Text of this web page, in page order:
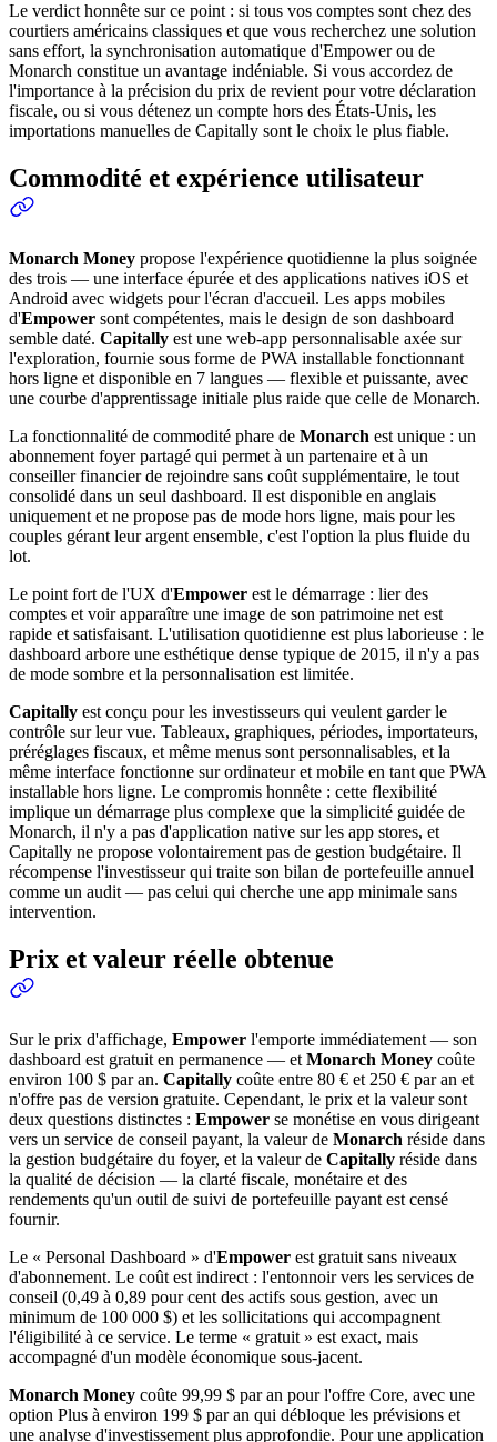
Le verdict honnête sur ce point : si tous vos comptes sont chez des
courtiers américains classiques et que vous recherchez une solution
sans effort, la synchronisation automatique d'Empower ou de
Monarch constitue un avantage indéniable. Si vous accordez de
l'importance à la précision du prix de revient pour votre déclaration
fiscale, ou si vous détenez un compte hors des États-Unis, les
importations manuelles de Capitally sont le choix le plus fiable.
Commodité et expérience utilisateur
Monarch Money propose l'expérience quotidienne la plus soignée
des trois — une interface épurée et des applications natives iOS et
Android avec widgets pour l'écran d'accueil. Les apps mobiles
d'Empower sont compétentes, mais le design de son dashboard
semble daté. Capitally est une web-app personnalisable axée sur
l'exploration, fournie sous forme de PWA installable fonctionnant
hors ligne et disponible en 7 langues — flexible et puissante, avec
une courbe d'apprentissage initiale plus raide que celle de Monarch.
La fonctionnalité de commodité phare de Monarch est unique : un
abonnement foyer partagé qui permet à un partenaire et à un
conseiller financier de rejoindre sans coût supplémentaire, le tout
consolidé dans un seul dashboard. Il est disponible en anglais
uniquement et ne propose pas de mode hors ligne, mais pour les
couples gérant leur argent ensemble, c'est l'option la plus fluide du
lot.
Le point fort de l'UX d'Empower est le démarrage : lier des
comptes et voir apparaître une image de son patrimoine net est
rapide et satisfaisant. L'utilisation quotidienne est plus laborieuse : le
dashboard arbore une esthétique dense typique de 2015, il n'y a pas
de mode sombre et la personnalisation est limitée.
Capitally est conçu pour les investisseurs qui veulent garder le
contrôle sur leur vue. Tableaux, graphiques, périodes, importateurs,
préréglages fiscaux, et même menus sont personnalisables, et la
même interface fonctionne sur ordinateur et mobile en tant que PWA
installable hors ligne. Le compromis honnête : cette flexibilité
implique un démarrage plus complexe que la simplicité guidée de
Monarch, il n'y a pas d'application native sur les app stores, et
Capitally ne propose volontairement pas de gestion budgétaire. Il
récompense l'investisseur qui traite son bilan de portefeuille annuel
comme un audit — pas celui qui cherche une app minimale sans
intervention.
Prix et valeur réelle obtenue
Sur le prix d'affichage, Empower l'emporte immédiatement — son
dashboard est gratuit en permanence — et Monarch Money coûte
environ 100 $ par an. Capitally coûte entre 80 € et 250 € par an et
n'offre pas de version gratuite. Cependant, le prix et la valeur sont
deux questions distinctes : Empower se monétise en vous dirigeant
vers un service de conseil payant, la valeur de Monarch réside dans
la gestion budgétaire du foyer, et la valeur de Capitally réside dans
la qualité de décision — la clarté fiscale, monétaire et des
rendements qu'un outil de suivi de portefeuille payant est censé
fournir.
Le « Personal Dashboard » d'Empower est gratuit sans niveaux
d'abonnement. Le coût est indirect : l'entonnoir vers les services de
conseil (0,49 à 0,89 pour cent des actifs sous gestion, avec un
minimum de 100 000 $) et les sollicitations qui accompagnent
l'éligibilité à ce service. Le terme « gratuit » est exact, mais
accompagné d'un modèle économique sous-jacent.
Monarch Money coûte 99,99 $ par an pour l'offre Core, avec une
option Plus à environ 199 $ par an qui débloque les prévisions et
une analyse d'investissement plus approfondie. Pour une application